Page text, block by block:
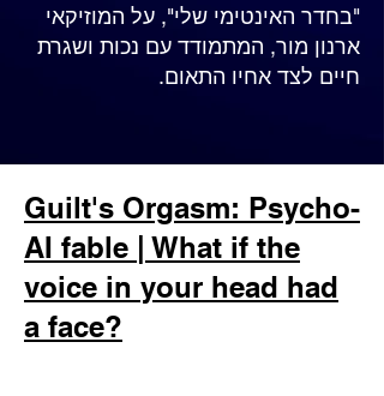
"בחדר האינטימי שלי", על המוזיקאי
ארנון מור, המתמודד עם נכות ושגרת
חיים לצד אחיו התאום.
Guilt's Orgasm: Psycho-
AI fable | What if the
voice in your head had
a face?